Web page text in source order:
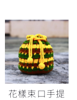
花樣束口手提